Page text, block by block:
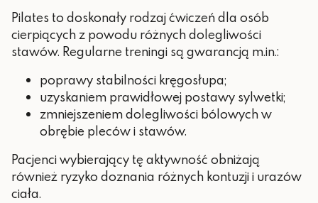
Pilates to doskonały rodzaj ćwiczeń dla osób
cierpiących z powodu różnych dolegliwości
stawów. Regularne treningi są gwarancją m.in.:
poprawy stabilności kręgosłupa;
uzyskaniem prawidłowej postawy sylwetki;
zmniejszeniem dolegliwości bólowych w
obrębie pleców i stawów.
Pacjenci wybierający tę aktywność obniżają
również ryzyko doznania różnych kontuzji i urazów
ciała.